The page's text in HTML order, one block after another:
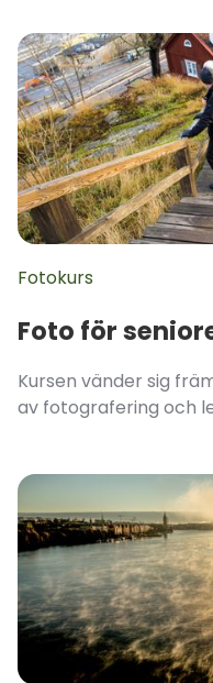
Fotokurs
Foto för
Kursen vänder sig
av fotografering och